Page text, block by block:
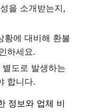
을 소개받는지,
황에 대비해 환불
하세요.
도로 발생하는
합니다.
정보와 업체 비